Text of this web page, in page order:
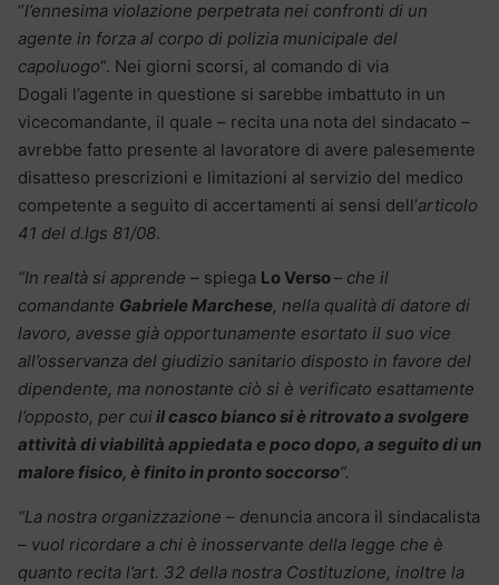
“l’ennesima violazione perpetrata nei confronti di un
agente in forza al corpo di polizia municipale del
capoluogo“. Nei giorni scorsi, al comando di via
Dogali l’agente in questione si sarebbe imbattuto in un
vicecomandante, il quale – recita una nota del sindacato –
avrebbe fatto presente al lavoratore di avere palesemente
disatteso prescrizioni e limitazioni al servizio del medico
competente a seguito di accertamenti ai sensi dell’articolo
41 del d.lgs 81/08.
“In realtà si apprende – spiega Lo Verso– che il
comandante Gabriele Marchese, nella qualità di datore di
lavoro, avesse già opportunamente esortato il suo vice
all’osservanza del giudizio sanitario disposto in favore del
dipendente, ma nonostante ciò si è verificato esattamente
l’opposto, per cuiil casco bianco si è ritrovato a svolgere
attività di viabilità appiedata e poco dopo, a seguito di un
malore fisico, è finito in pronto soccorso”.
“La nostra organizzazione – denuncia ancora il sindacalista
– vuol ricordare a chi è inosservante della legge che è
quanto recita l’art. 32 della nostra Costituzione, inoltre la